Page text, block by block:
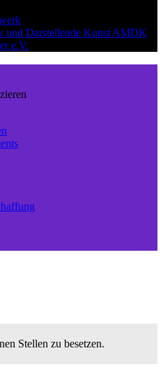
und Darstellende Kunst AMDK
e.V.
Stellen zu besetzen.